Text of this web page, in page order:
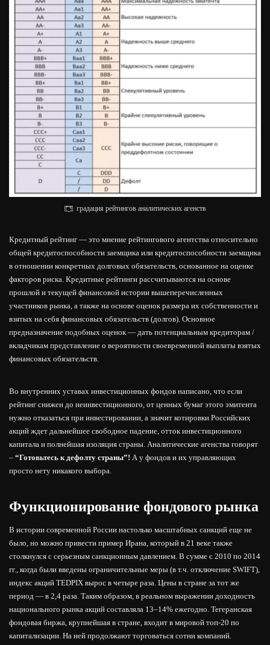
градация рейтингов аналитических агенств
Кредитный рейтинг — это мнение рейтингового агентства относительно
общей кредитоспособности заемщика или кредитоспособности заемщика
в отношении конкретных долговых обязательств, основанное на оценке
факторов риска. Кредитные рейтинги рассчитываются на основе
прошлой и текущей финансовой истории вышеперечисленных
участников рынка, а также на основе оценок размера их собственности и
взятых на себя финансовых обязательств (долгов). Основное
предназначение подобных оценок — дать потенциальным кредиторам /
вкладчикам представление о вероятности своевременной выплаты взятых
финансовых обязательств.
Во внутренних уставах инвестиционных фондов написано, что если
рейтинг снижен до неинвестиционного, от ценных бумаг этого эмитента
нужно отказаться при инвестировании, а значит котировки Российских
акций ждет дальнейшее свободное падение, отток инвестиционного
капитала и полнейшая изоляция страны. Аналитические агенства говорят
– “Готовьтесь к дефолту страны”! А у фондов и их управляющих
просто нету никакого выбора.
Функционирование фондового рынка
В истории современной России настолько масштабных санкций еще не
было, но можно привести пример Ирана, который в 21 веке также
столкнулся с серьезным санкционным давлением. В сумме с 2010 по 2014
гг., когда были введены ограничительные меры (в т.ч. отключение SWIFT),
индекс акций TEDPIX вырос в четыре раза. Цены в стране за тот же
период — в 2,4 раза. Таким образом, в реальном выражении доходность
национального рынка акций составляла 13–14% ежегодно. Тегеранская
фондовая биржа, крупнейшая в стране, входит в мировой топ-20 по
капитализации. На ней продолжают торговаться сотни компаний.